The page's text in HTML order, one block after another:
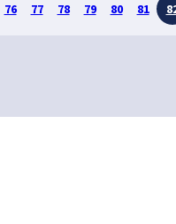
76 77 78 79 80 81